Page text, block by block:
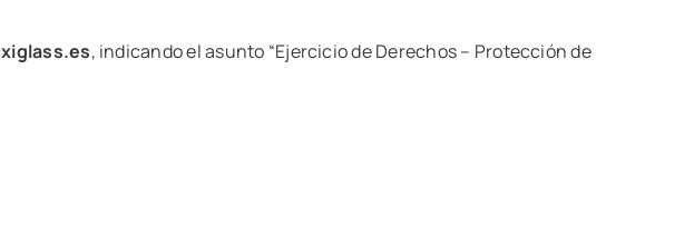
, indicando el asunto “Ejercicio de Derechos – Protección de